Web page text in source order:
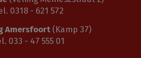
0318 - 621 572
Amersfoort (Kamp 37)
033 - 47 555 01